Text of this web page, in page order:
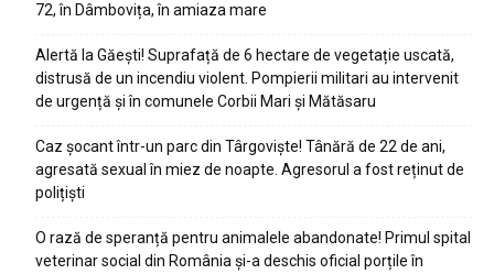
72, în Dâmbovița, în amiaza mare
Alertă la Găești! Suprafață de 6 hectare de vegetație uscată,
distrusă de un incendiu violent. Pompierii militari au intervenit
de urgență și în comunele Corbii Mari și Mătăsaru
Caz șocant într-un parc din Târgoviște! Tânără de 22 de ani,
agresată sexual în miez de noapte. Agresorul a fost reținut de
polițiști
O rază de speranță pentru animalele abandonate! Primul spital
veterinar social din România și-a deschis oficial porțile în